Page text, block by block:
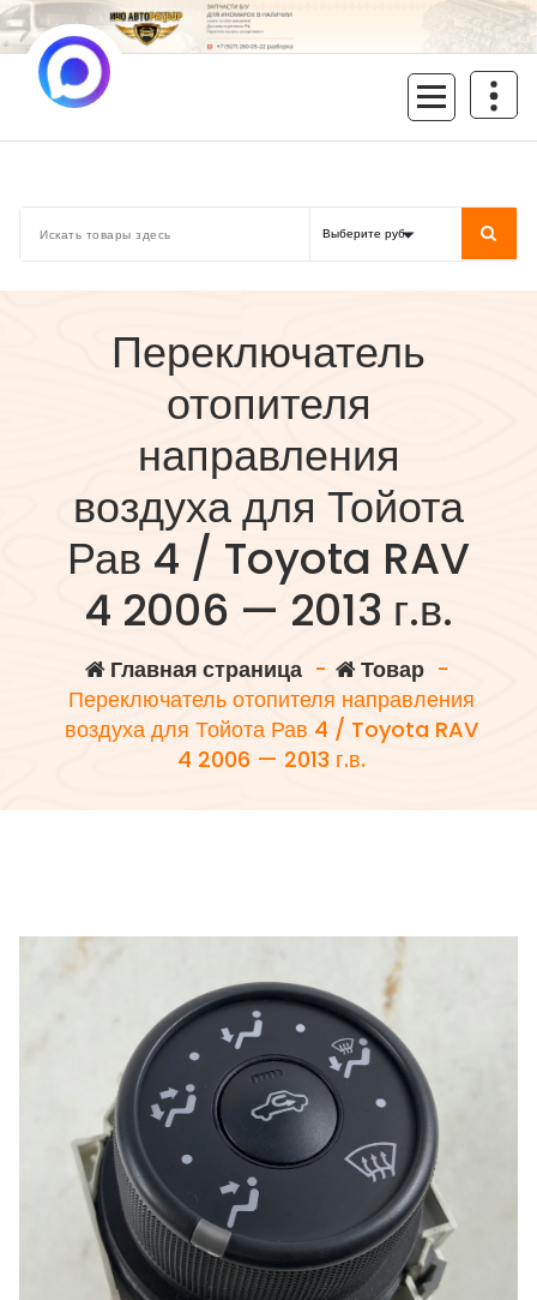
Перейти
к
содержимому
Переключатель
отопителя
направления
воздуха для Тойота
Рав 4 / Toyota RAV
4 2006 — 2013 г.в.
Главная страница- Товар-
Переключатель отопителя направления
воздуха для Тойота Рав 4 / Toyota RAV
4 2006 — 2013 г.в.